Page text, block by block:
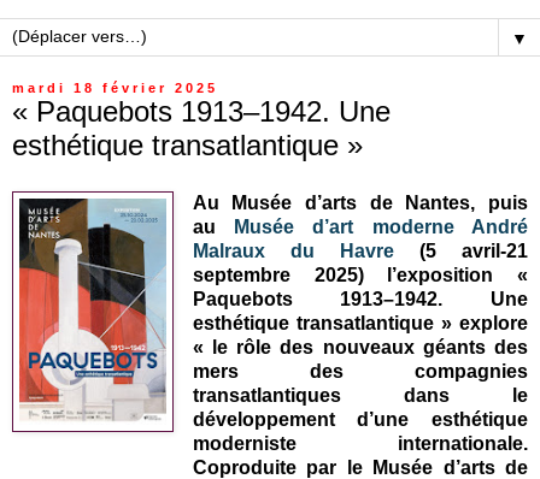
▼
mardi 18 février 2025
« Paquebots 1913–1942. Une
esthétique transatlantique »
Au Musée d’arts de Nantes, puis
au
Musée d’art moderne André
Malraux du Havre(5 avril-21
septembre 2025) l’exposition «
Paquebots 1913–1942. Une
esthétique transatlantique » explore
« le rôle des nouveaux géants des
mers des compagnies
transatlantiques dans le
développement d’une esthétique
moderniste internationale.
Coproduite par le Musée d’arts de